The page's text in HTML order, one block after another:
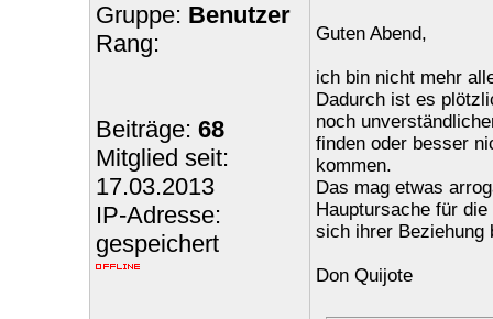
Gruppe: Benutzer
Rang:
Beiträge: 68
Mitglied seit:
17.03.2013
IP-Adresse:
gespeichert
Guten Abend,
ich bin nicht mehr
Dadurch ist es
noch
finden oder besser
kommen.
Das mag etwas
Hauptursache für
sich ihrer Beziehung
Don Quijote